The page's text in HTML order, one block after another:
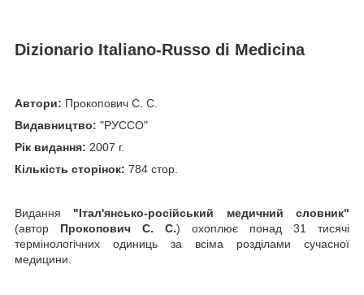
Dizionario Italiano-Russo di Medicina
Автори: Прокопович С. С.
Видавництво: "РУССО"
Рік видання: 2007 г.
Кількість сторінок: 784 стор.
Видання "Італ'янсько-російський медичний словник"
(автор Прокопович С. С.) охоплює понад 31 тисячі
термінологічних одиниць за всіма розділами сучасної
медицини.